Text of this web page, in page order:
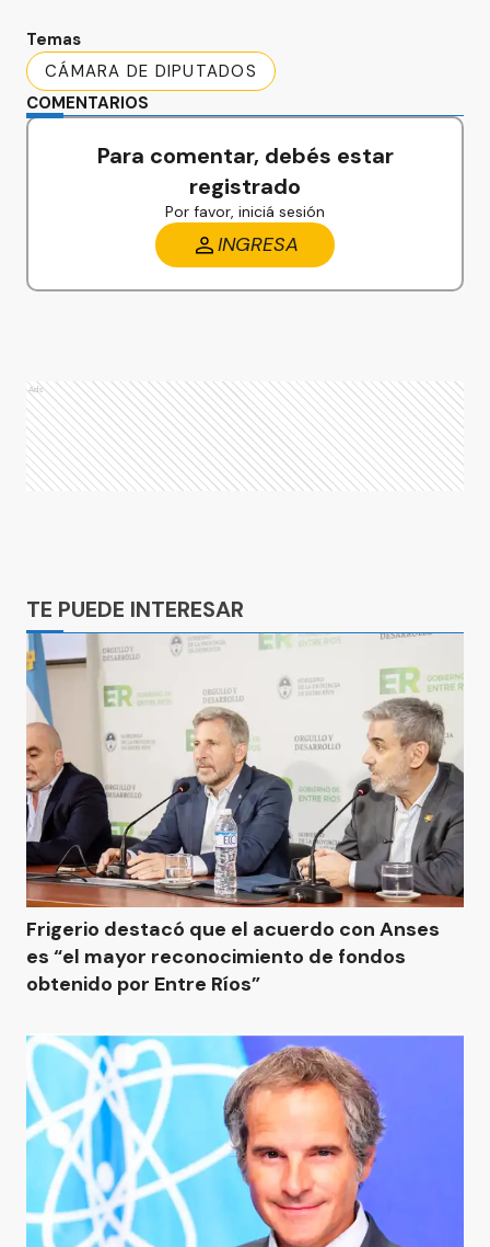
Temas
CÁMARA DE DIPUTADOS
COMENTARIOS
Para comentar, debés estar
registrado
Por favor, iniciá sesión
INGRESA
Ads
TE PUEDE INTERESAR
Frigerio destacó que el acuerdo con Anses
es “el mayor reconocimiento de fondos
obtenido por Entre Ríos”